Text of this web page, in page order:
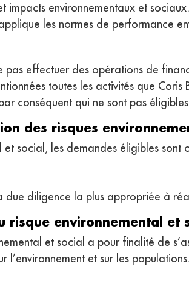
impacts environnementaux et
les normes de performance
pas effectuer des opérations de
toutes les activités que
conséquent qui ne sont pas
des risques
social, les demandes éligibles sont
diligence la plus appropriée à
risque environnemental et
et social a pour finalité de
l’environnement et sur les